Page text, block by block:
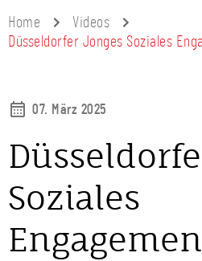
Home
Videos
Düsseldorfer Jonges Soziales
07. März 2025
Soziales